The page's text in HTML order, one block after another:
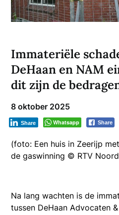
Immateriële
DeHaan en NAM
dit zijn de
8 oktober 2025
Whatsapp Share
Share
(foto: Een huis in Zeerijp
de gaswinning © RTV
Na lang wachten is de
tussen DeHaan Advocaten